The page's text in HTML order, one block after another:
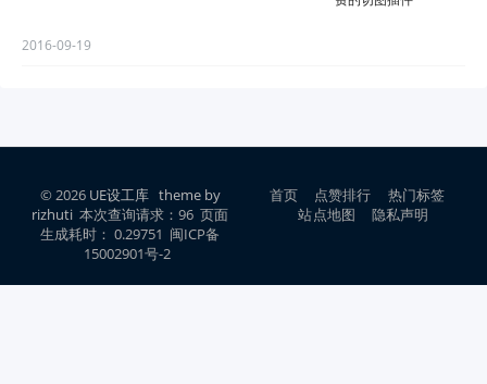
2016-09-19
© 2026 UE设工库 theme by
rizhuti 本次查询请求：96 页面
生成耗时： 0.29751 闽ICP备
15002901号-2
首页 点赞排行
热门标签
站点地图
隐私声明